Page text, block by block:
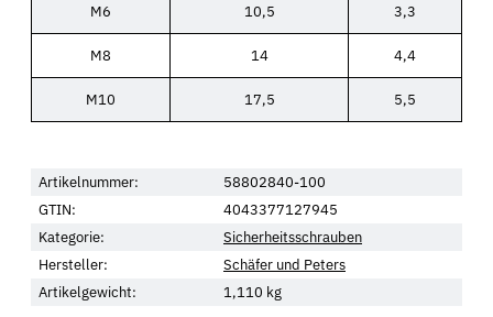
M6 10,5 3,3
M8 14 4,4
M10 17,5 5,5
Artikelnummer:
58802840-100
GTIN:
4043377127945
Kategorie:
Sicherheitsschrauben
Hersteller:
Schäfer und Peters
Artikelgewicht:
1,110 kg